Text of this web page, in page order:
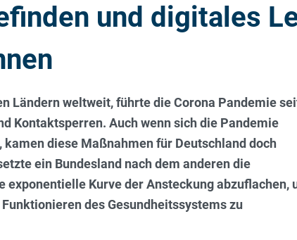
und digitales
Ländern weltweit, führte die Corona Pandemie
Kontaktsperren. Auch wenn sich die Pandemie
diese Maßnahmen für Deutschland doch
ein Bundesland nach dem anderen die
exponentielle Kurve der Ansteckung abzuflachen,
des Gesundheitssystems zu